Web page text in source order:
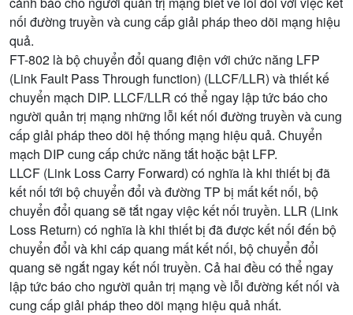
nối đường truyền và cung cấp giải pháp theo dõi mạng hiệu
quả.
FT-802 là bộ chuyển đổi quang điện với chức năng LFP
(Link Fault Pass Through function) (LLCF/LLR) và thiết kế
chuyển mạch DIP. LLCF/LLR có thể ngay lập tức báo cho
người quản trị mạng những lỗi kết nối đường truyền và cung
cấp giải pháp theo dõi hệ thống mạng hiệu quả. Chuyển
mạch DIP cung cấp chức năng tắt hoặc bật LFP.
LLCF (Link Loss Carry Forward) có nghĩa là khi thiết bị đã
kết nối tới bộ chuyển đổi và đường TP bị mất kết nối, bộ
chuyển đổi quang sẽ tắt ngay việc kết nối truyền. LLR (Link
Loss Return) có nghĩa là khi thiết bị đã được kết nối đến bộ
chuyển đổi và khi cáp quang mất kết nối, bộ chuyển đổi
quang sẽ ngắt ngay kết nối truyền. Cả hai đều có thể ngay
lập tức báo cho người quản trị mạng về lỗi đường kết nối và
cung cấp giải pháp theo dõi mạng hiệu quả nhất.